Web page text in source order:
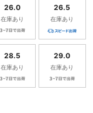
26.0
在庫あり
26.5
在庫あり
28.5
在庫あり
29.0
在庫あり